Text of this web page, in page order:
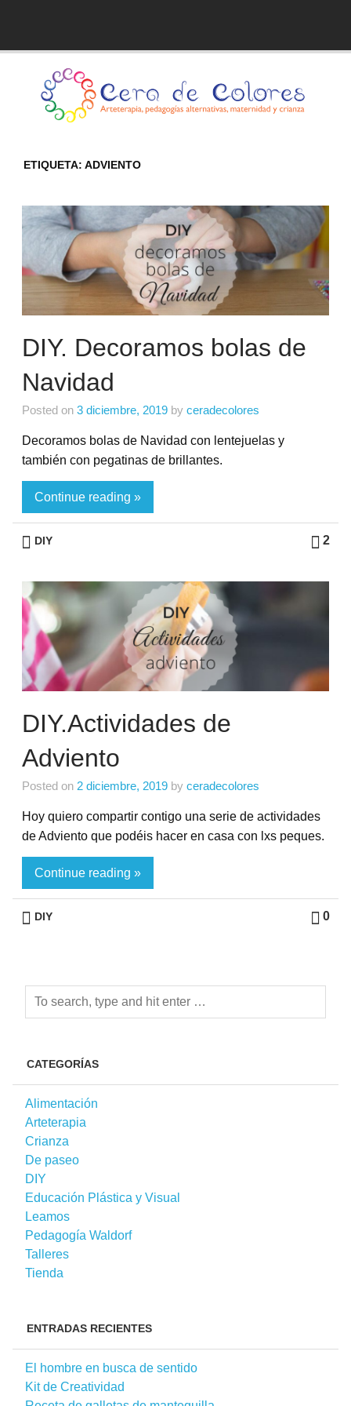
ETIQUETA:ADVIENTO
DIY. Decoramos bolas de
Navidad
Posted on 3 diciembre, 2019 by ceradecolores
Decoramos bolas de Navidad con lentejuelas y
también con pegatinas de brillantes.
Continue reading »
2
DIY
DIY.Actividades de
Adviento
Posted on 2 diciembre, 2019 by ceradecolores
Hoy quiero compartir contigo una serie de actividades
de Adviento que podéis hacer en casa con lxs peques.
Continue reading »
0
DIY
CATEGORÍAS
Alimentación
Arteterapia
Crianza
De paseo
DIY
Educación Plástica y Visual
Leamos
Pedagogía Waldorf
Talleres
Tienda
ENTRADAS RECIENTES
El hombre en busca de sentido
Kit de Creatividad